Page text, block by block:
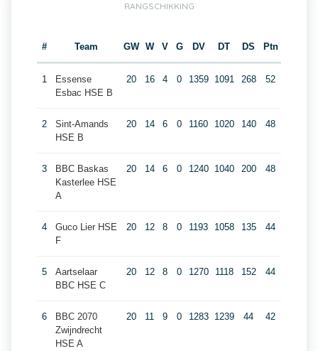
RANGSCHIKKING
# Team GW W V G DV DT DS Ptn
1
Essense
Esbac HSE B
20 16 4 0 1359 1091 268 52
2
Sint-Amands
HSE B
20 14 6 0 1160 1020 140 48
3
BBC Baskas
Kasterlee HSE
A
20 14 6 0 1240 1040 200 48
4
Guco Lier HSE
F
20 12 8 0 1193 1058 135 44
5
Aartselaar
BBC HSE C
20 12 8 0 1270 1118 152 44
6
BBC 2070
Zwijndrecht
HSE A
20 11 9 0 1283 1239 44 42